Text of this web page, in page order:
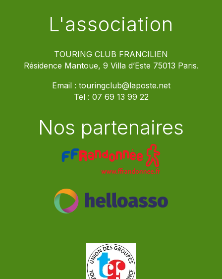
L'association
TOURING CLUB FRANCILIEN
Résidence Mantoue, 9 Villa d’Este 75013 Paris.
Email : touringclub@laposte.net
Tel : 07 69 13 99 22
Nos partenaires